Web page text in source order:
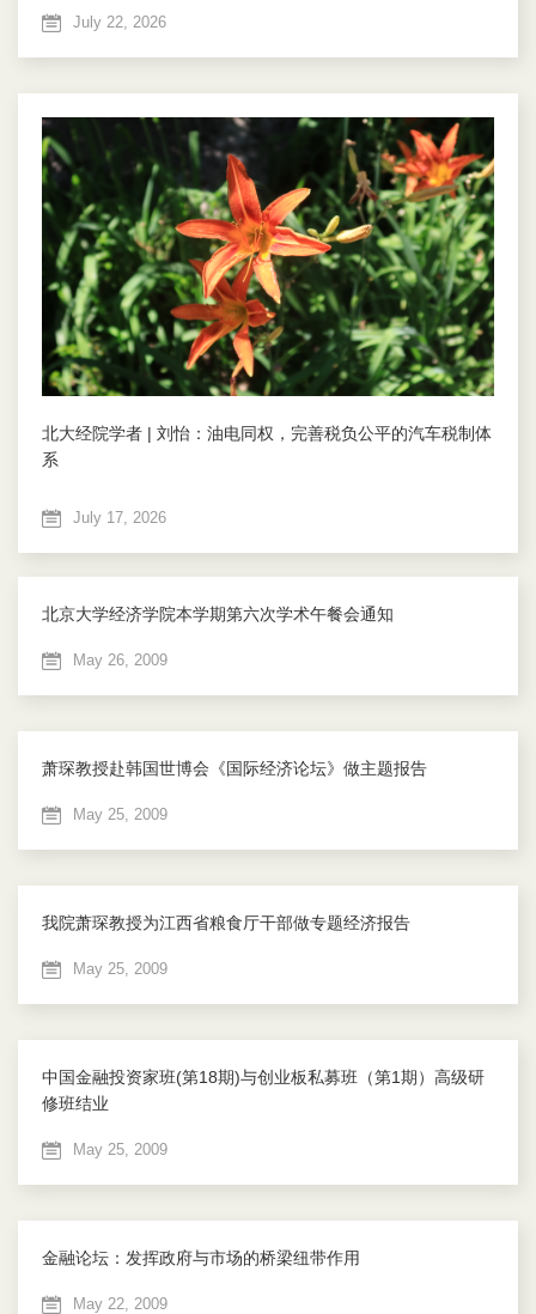
July 22, 2026
北大经院学者 | 刘怡：油电同权，完善税负公平的汽车税制体
系
July 17, 2026
北京大学经济学院本学期第六次学术午餐会通知
May 26, 2009
萧琛教授赴韩国世博会《国际经济论坛》做主题报告
May 25, 2009
我院萧琛教授为江西省粮食厅干部做专题经济报告
May 25, 2009
中国金融投资家班(第18期)与创业板私募班（第1期）高级研
修班结业
May 25, 2009
金融论坛：发挥政府与市场的桥梁纽带作用
May 22, 2009